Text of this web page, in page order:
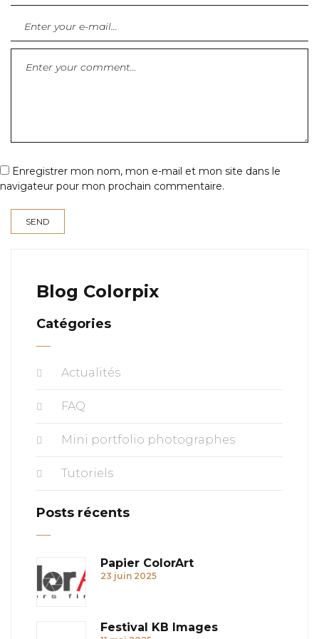
Enregistrer mon nom, mon e-mail et mon site dans le
navigateur pour mon prochain commentaire.
Blog Colorpix
Catégories
Actualités
FAQ
Mini portfolio photographes
Tutoriels
Posts récents
Papier ColorArt
23 juin 2025
Festival KB Images